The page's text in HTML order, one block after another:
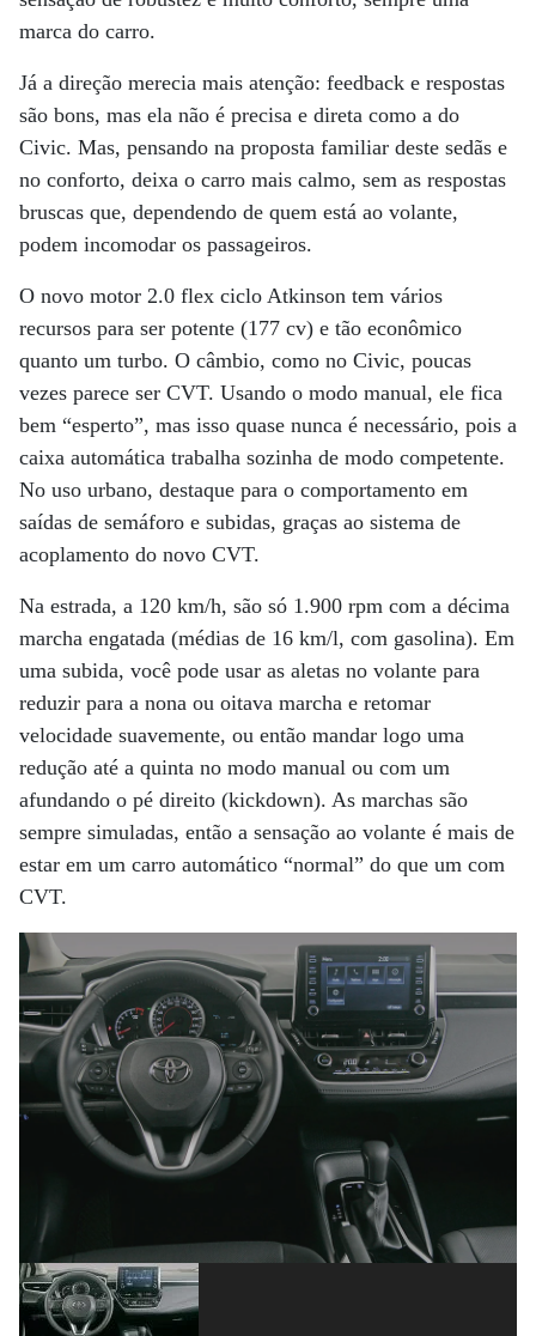
marca do carro.
Já a direção merecia mais atenção: feedback e respostas
são bons, mas ela não é precisa e direta como a do
Civic. Mas, pensando na proposta familiar deste sedãs e
no conforto, deixa o carro mais calmo, sem as respostas
bruscas que, dependendo de quem está ao volante,
podem incomodar os passageiros.
O novo motor 2.0 flex ciclo Atkinson tem vários
recursos para ser potente (177 cv) e tão econômico
quanto um turbo. O câmbio, como no Civic, poucas
vezes parece ser CVT. Usando o modo manual, ele fica
bem “esperto”, mas isso quase nunca é necessário, pois a
caixa automática trabalha sozinha de modo competente.
No uso urbano, destaque para o comportamento em
saídas de semáforo e subidas, graças ao sistema de
acoplamento do novo CVT.
Na estrada, a 120 km/h, são só 1.900 rpm com a décima
marcha engatada (médias de 16 km/l, com gasolina). Em
uma subida, você pode usar as aletas no volante para
reduzir para a nona ou oitava marcha e retomar
velocidade suavemente, ou então mandar logo uma
redução até a quinta no modo manual ou com um
afundando o pé direito (kickdown). As marchas são
sempre simuladas, então a sensação ao volante é mais de
estar em um carro automático “normal” do que um com
CVT.